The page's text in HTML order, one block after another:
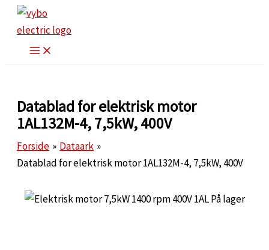
indholdet
Datablad for elektrisk motor
1AL132M-4, 7,5kW, 400V
Forside
Dataark
Datablad for elektrisk motor 1AL132M-4, 7,5kW, 400V